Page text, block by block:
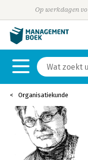
Op werkdagen
Organisatiekunde